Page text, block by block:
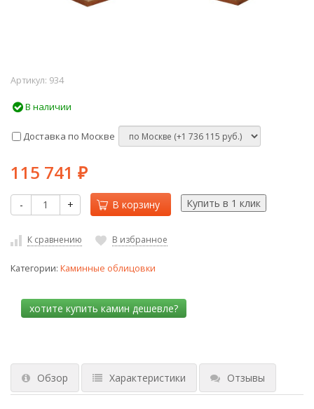
Артикул: 934
В наличии
Доставка по Москве
115 741 ₽
- + В корзину
К сравнению В избранное
Категории: Каминные облицовки
Обзор Характеристики Отзывы